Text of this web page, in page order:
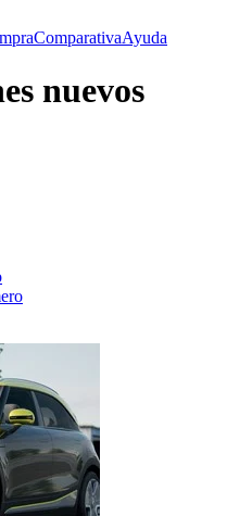
ComparativaAyuda
nuevos